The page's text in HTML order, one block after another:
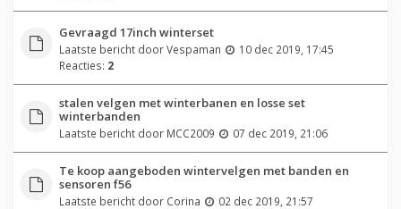
Gevraagd 17inch winterset
Laatste bericht doorVespaman
10 dec 2019, 17:45
Reacties: 2
stalen velgen met winterbanen en losse set
winterbanden
Laatste bericht door MCC2009 07 dec 2019, 21:06
Te koop aangeboden wintervelgen met banden en
sensoren f56
Laatste bericht door Corina 02 dec 2019, 21:57